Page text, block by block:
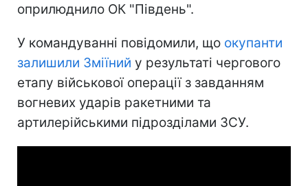
оприлюднило ОК "Південь".
У командуванні повідомили, що окупанти
залишили Зміїний у результаті чергового
етапу військової операції з завданням
вогневих ударів ракетними та
артилерійськими підрозділами ЗСУ.